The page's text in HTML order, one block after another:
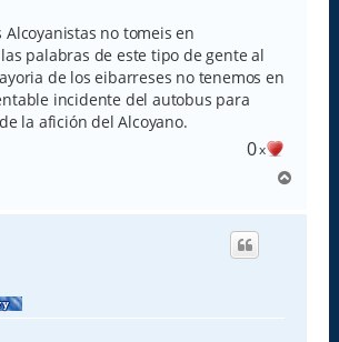
Alcoyanistas no tomeis en
palabras de este tipo de gente al
de los eibarreses no tenemos en
incidente del autobus para
la afición del Alcoyano.
0x
r